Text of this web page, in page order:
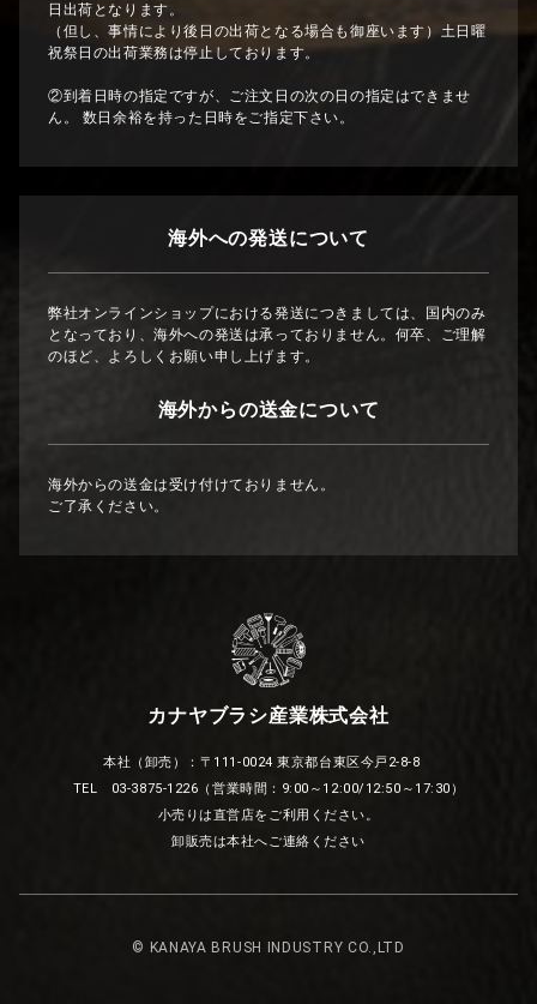
日出荷となります。
（但し、事情により後日の出荷となる場合も御座います）土日曜
祝祭日の出荷業務は停止しております。
②到着日時の指定ですが、ご注文日の次の日の指定はできませ
ん。 数日余裕を持った日時をご指定下さい。
海外への発送について
弊社オンラインショップにおける発送につきましては、国内のみ
となっており、海外への発送は承っておりません。何卒、ご理解
のほど、よろしくお願い申し上げます。
海外からの送金について
海外からの送金は受け付けておりません。
ご了承ください。
カナヤブラシ産業株式会社
本社（卸売）：〒111-0024 東京都台東区今戸2-8-8
TEL 03-3875-1226（営業時間：9:00～12:00/12:50～17:30）
小売りは直営店をご利用ください。
卸販売は本社へご連絡ください
© KANAYA BRUSH INDUSTRY CO.,LTD